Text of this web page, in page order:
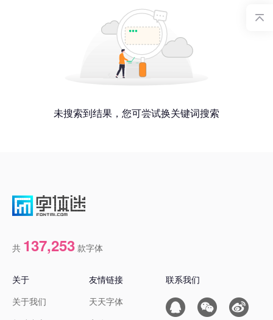
未搜索到结果，您可尝试换关键词搜索
共 137,253 款字体
关于
关于我们
友情链接
天天字体
联系我们